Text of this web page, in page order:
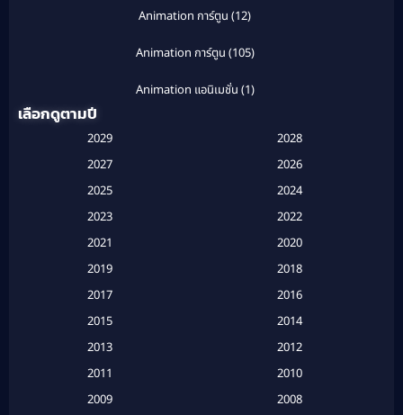
Animation การ์ตูน (12)
Animation การ์ตูน (105)
Animation แอนิเมชั่น (1)
Based on a True Story สร้างจากเรื่องจริง(2)
Based on a True Story เรื่องจริง (20)
เลือกดูตามปี
2029
2028
2027
2026
2025
2024
2023
2022
2021
2020
2019
2018
2017
2016
2015
2014
2013
2012
2011
2010
2009
2008